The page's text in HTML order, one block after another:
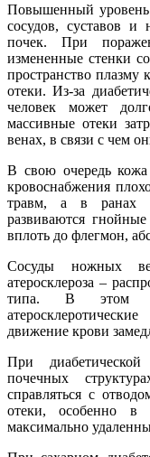
Повышенный уровень
сосудов, суставов
почек. При
измененные стенки
пространство плазму
отеки. Из-за
человек может
массивные отеки
венах, в связи с чем
В свою очередь кожа
кровоснабжения
травм, а в ранах
развиваются
вплоть до флегмон,
Сосуды ножных
атеросклероза –
типа. В этом
движение крови
При
почечных
справляться с
отеки, особенно в
максимально